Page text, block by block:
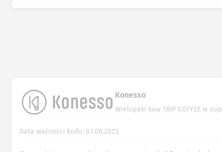
Konesso
Wielopaki kaw TRIP COFFEE w
Data ważności kodu: 03.08.2025